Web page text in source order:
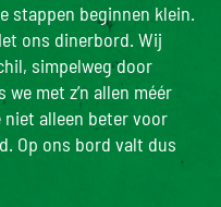
stappen beginnen klein.
ons dinerbord. Wij
simpelweg door
met z’n allen méér
niet alleen beter voor
Op ons bord valt dus